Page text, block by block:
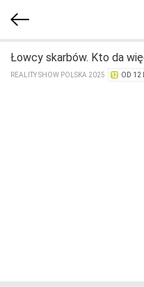
Łowcy skarbów. Kto da
REALITY SHOW POLSKA 2025 OD 12